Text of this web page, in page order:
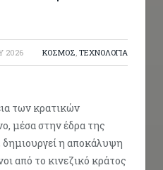
2026 ΚΟΣΜΟΣ ΤΕΧΝΟΛΟΓΙΑ
των κρατικών
μέσα στην έδρα της
η αποκάλυψη
από το κινεζικό κράτος